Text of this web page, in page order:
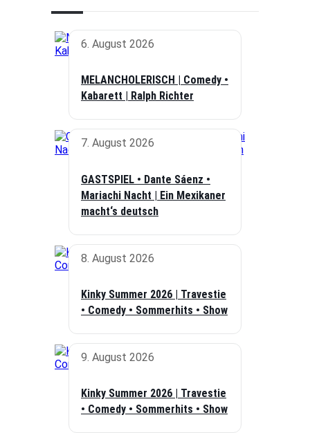
6. August 2026
MELANCHOLERISCH | Comedy •
Kabarett | Ralph Richter
7. August 2026
GASTSPIEL • Dante Sáenz •
Mariachi Nacht | Ein Mexikaner
macht‘s deutsch
8. August 2026
Kinky Summer 2026 | Travestie
• Comedy • Sommerhits • Show
9. August 2026
Kinky Summer 2026 | Travestie
• Comedy • Sommerhits • Show